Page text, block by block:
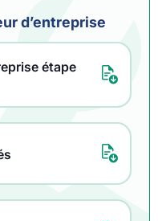
d’entreprise
étape